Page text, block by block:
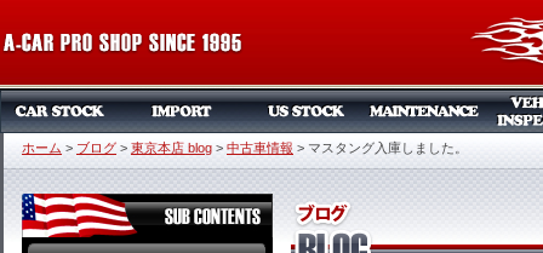
ホーム > ブログ > 東京本店 blog > 中古車情報 > マスタング入庫しました。